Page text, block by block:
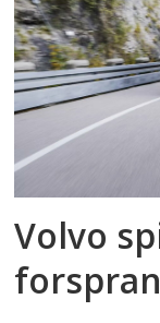
Volvo